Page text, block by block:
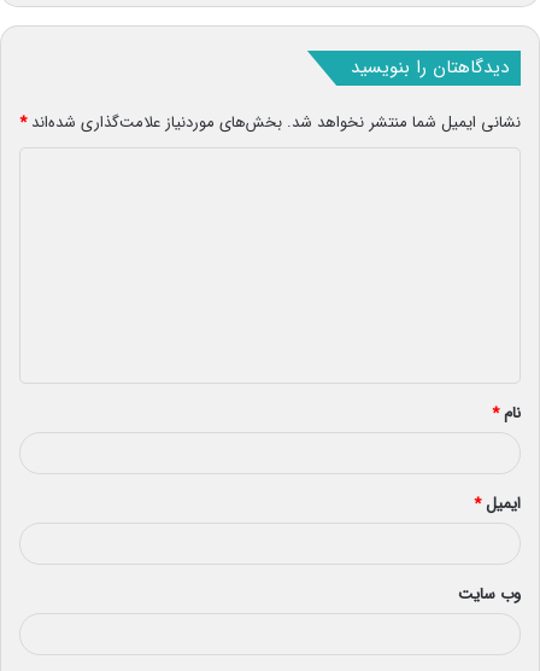
دیدگاهتان را بنویسید
نشانی ایمیل شما منتشر نخواهد شد. بخش‌های موردنیاز علامت‌گذاری شده‌اند*
*
نام*
ایمیل*
وب‌ سایت